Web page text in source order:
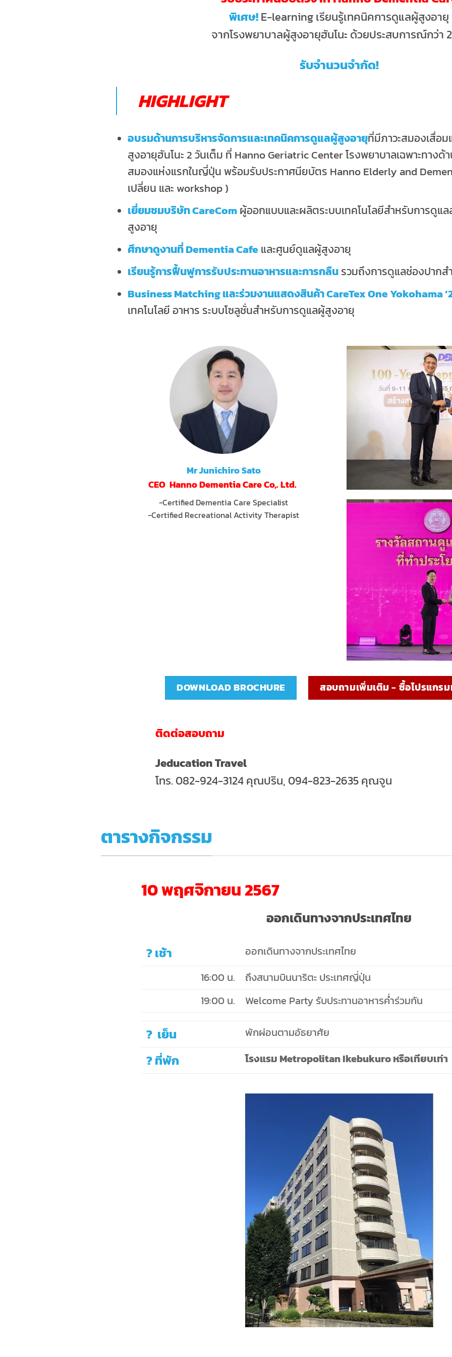
พิเศษ!E-learning เรียนรู้เทคนิคการดูแลผู้สูงอายุ
จากโรงพยาบาลผู้สูงอายุฮันโนะ ด้วยประสบการณ์กว่า
รับจำนวนจำกัด!
HIGHLIGHT
อบรมด้านการบริหารจัดการและเทคนิคการดูแลผู้สูงอายุที่มีภาวะสมองเสื่อม
สูงอายุฮันโนะ 2 วันเต็ม ที่ Hanno Geriatric Center โรงพยาบาลเฉพาะทางด้
สมองแห่งแรกในญี่ปุ่น พร้อมรับประกาศนียบัตร Hanno Elderly and
เปลี่ยน และ workshop )
เยี่ยมชมบริษัท CareComผู้ออกแบบและผลิตระบบเทคโนโลยีสำหรับการดูแ
สูงอายุ
ศึกษาดูงานที่ Dementia Cafe และศูนย์ดูแลผู้สูงอายุ
เรียนรู้การฟื้นฟูการรับประทานอาหารและการกลืนรวมถึงการดูแลช่องปาก
Business Matching และร่วมงานแสดงสินค้า CareTex One Yokohama
เทคโนโลยี อาหาร ระบบโซลูชั่นสำหรับการดูแลผู้สูงอายุ
Mr Junichiro Sato
CEO Hanno Dementia Care Co,. Ltd.
-Certified Dementia Care Specialist
-Certified Recreational Activity Therapist
DOWNLOAD BROCHURE สอบถามเพิ่มเติม - ซื้อโปรแกร
ติดต่อสอบถาม
Jeducation Travel
โทร. 082-924-3124 คุณปริน, 094-823-2635 คุณจูน
ตารางกิจกรรม
10 พฤศจิกายน 2567
ออกเดินทางจากประเทศไทย
? เช้า
ออกเดินทางจากประเทศไทย
16:00 น.
ถึงสนามบินนาริตะ ประเทศญี่ปุ่น
19:00 น.
Welcome Party รับประทานอาหารค่ำร่วมกัน
? เย็น พักผ่อนตามอัธยาศัย
? ที่พัก โรงแรม Metropolitan Ikebukuro หรือเทียบเท่า